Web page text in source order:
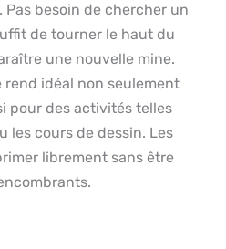
besoin de chercher un
de tourner le haut du
une nouvelle mine.
idéal non seulement
pour des activités telles
les cours de dessin. Les
librement sans être